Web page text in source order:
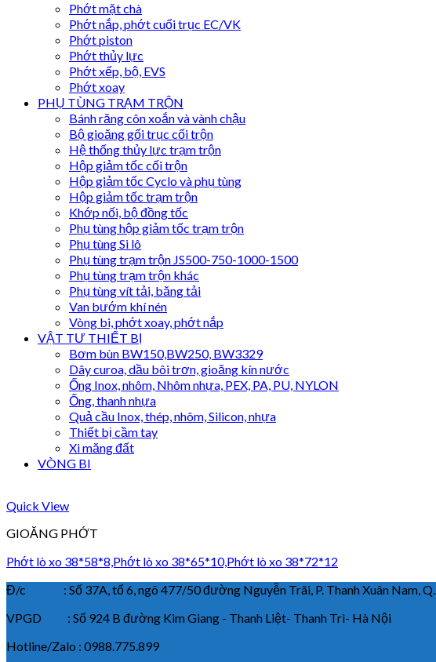
Phớt mặt chà
Phớt nắp, phớt cuối trục EC/VK
Phớt piston
Phớt thủy lực
Phớt xếp, bộ, EVS
Phớt xoay
PHỤ TÙNG TRẠM TRỘN
Bánh răng côn xoắn và vành chậu
Bộ gioăng gối trục cối trộn
Hệ thống thủy lực trạm trộn
Hộp giảm tốc cối trộn
Hộp giảm tốc Cyclo và phụ tùng
Hộp giảm tốc trạm trộn
Khớp nối, bộ đồng tốc
Phụ tùng hộp giảm tốc trạm trộn
Phụ tùng Si lô
Phụ tùng trạm trộn JS500-750-1000-1500
Phụ tùng trạm trộn khác
Phụ tùng vít tải, băng tải
Van bướm khí nén
Vòng bi, phớt xoay, phớt nắp
VẬT TƯ THIẾT BỊ
Bơm bùn BW150,BW250, BW3329
Dây curoa, dầu bôi trơn, gioăng kín nước
Ống Inox, nhôm, Nhôm nhựa, PEX, PA, PU, NYLON
Ống, thanh nhựa
Quả cầu Inox, thép, nhôm, Silicon, nhựa
Thiết bị cầm tay
Xi măng đất
VÒNG BI
Quick View
GIOĂNG PHỚT
Phớt lò xo 38*58*8,Phớt lò xo 38*65*10,Phớt lò xo 38*72*12
Đ/c : Số 37A, tổ 6, ngõ 477/50 đường Nguyễn Trãi, P. Thanh Xuân Nam, Q.
VPGD : Số 924 B đường Kim Giang - Thanh Liệt- Thanh Trì- Hà Nội
Hotline/Zalo : 0988.775.899